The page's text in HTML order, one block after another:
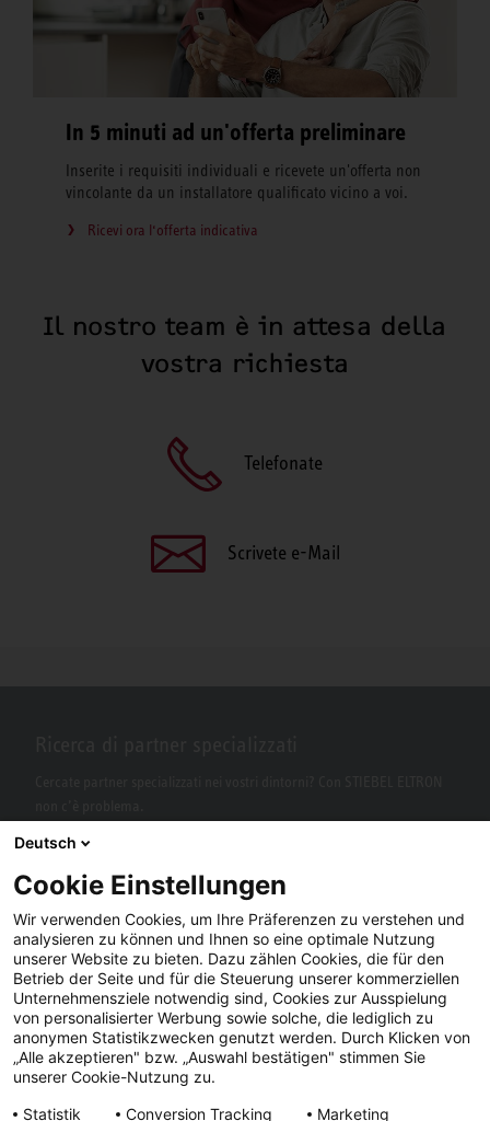
In 5 minuti ad un'offerta preliminare
Inserite i requisiti individuali e ricevete un'offerta non
vincolante da un installatore qualificato vicino a voi.
Ricevi ora l‘offerta indicativa
Il nostro team è in attesa della
vostra richiesta
Telefonate
Scrivete e-Mail
Facebook YouTube LinkedIn
Instagram
Deutsch
Cookie Einstellungen
Wir verwenden Cookies, um Ihre Präferenzen zu verstehen und
analysieren zu können und Ihnen so eine optimale Nutzung
unserer Website zu bieten. Dazu zählen Cookies, die für den
Betrieb der Seite und für die Steuerung unserer kommerziellen
Unternehmensziele notwendig sind, Cookies zur Ausspielung
von personalisierter Werbung sowie solche, die lediglich zu
anonymen Statistikzwecken genutzt werden. Durch Klicken von
„Alle akzeptieren" bzw. „Auswahl bestätigen" stimmen Sie
unserer Cookie-Nutzung zu.
Statistik
Conversion Tracking Marketing